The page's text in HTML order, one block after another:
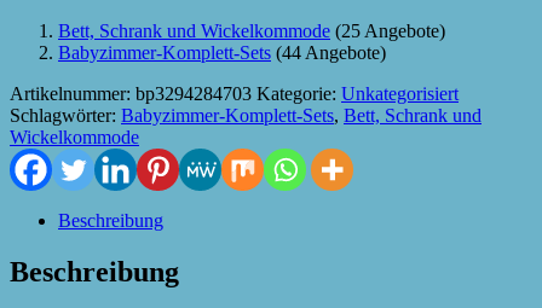
Bett, Schrank und Wickelkommode (25 Angebote)
Babyzimmer-Komplett-Sets (44 Angebote)
Artikelnummer: bp3294284703 Kategorie: Unkategorisiert
Schlagwörter: Babyzimmer-Komplett-Sets, Bett, Schrank und
Wickelkommode
Beschreibung
Beschreibung